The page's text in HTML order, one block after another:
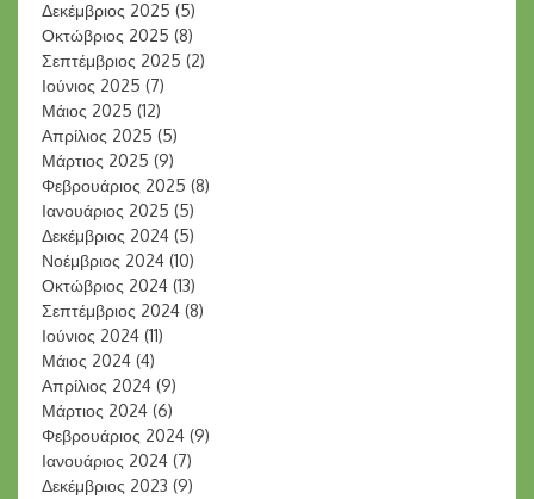
Δεκέμβριος 2025 (5)
Οκτώβριος 2025 (8)
Σεπτέμβριος 2025 (2)
Ιούνιος 2025 (7)
Μάιος 2025 (12)
Απρίλιος 2025 (5)
Μάρτιος 2025 (9)
Φεβρουάριος 2025 (8)
Ιανουάριος 2025 (5)
Δεκέμβριος 2024 (5)
Νοέμβριος 2024 (10)
Οκτώβριος 2024 (13)
Σεπτέμβριος 2024 (8)
Ιούνιος 2024 (11)
Μάιος 2024 (4)
Απρίλιος 2024 (9)
Μάρτιος 2024 (6)
Φεβρουάριος 2024 (9)
Ιανουάριος 2024 (7)
Δεκέμβριος 2023 (9)